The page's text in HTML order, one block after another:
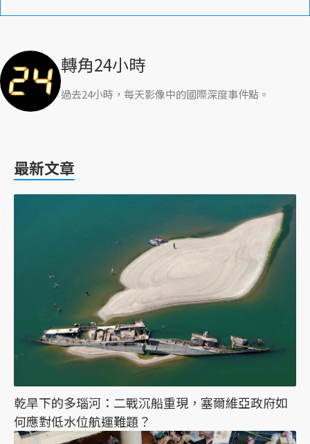
轉角24小時
過去24小時，每天影像中的國際深度事件點。
最新文章
乾旱下的多瑙河：二戰沉船重現，塞爾維亞政府如
何應對低水位航運難題？